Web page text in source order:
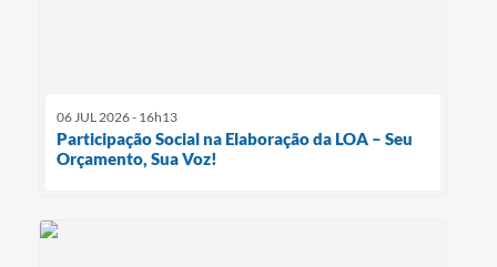
06 JUL 2026 - 16h13
Participação Social na Elaboração da LOA – Seu
Orçamento, Sua Voz!